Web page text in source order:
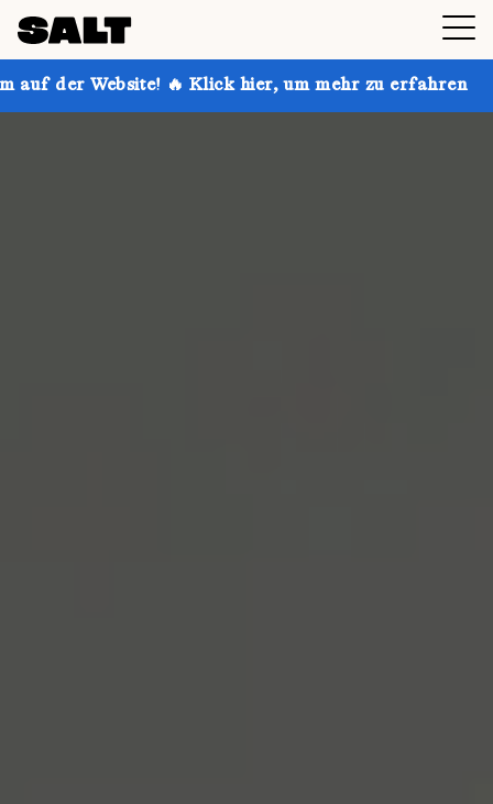
🔥 Klick hier, um mehr zu erfahren Hol dir bis